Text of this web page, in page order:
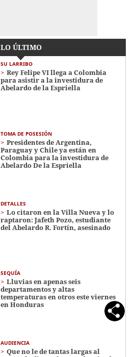
LO ÚLTIMO
SU LARRIBO
Rey Felipe VI llega a Colombia
para asistir a la investidura de
Abelardo de la Espriella
TOMA DE POSESIÓN
Presidentes de Argentina,
Paraguay y Chile ya están en
Colombia para la investidura de
Abelardo De la Espriella
DETALLES
Lo citaron en la Villa Nueva y lo
raptaron: Jafeth Pozo, estudiante
del Abelardo R. Fortín, asesinado
SEQUÍA
Lluvias en apenas seis
departamentos y altas
temperaturas en otros este viernes
en Honduras
AUDIENCIA
Que no le de tantas largas al